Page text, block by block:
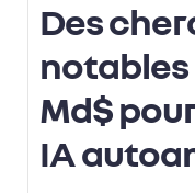
Des
notables
Md$
IA